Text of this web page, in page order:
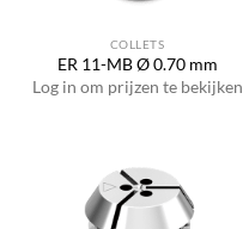
COLLETS
ER 11-MB Ø 0.70 mm
Log in om prijzen te bekijken